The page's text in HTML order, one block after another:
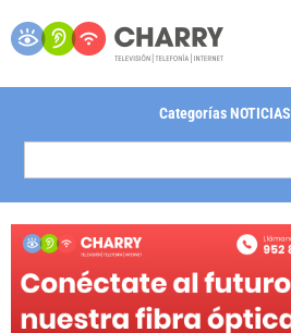
Categorías NOTICIAS